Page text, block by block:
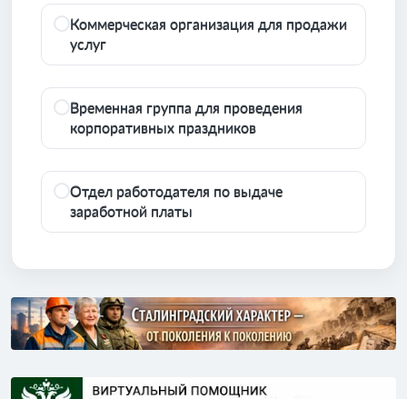
Коммерческая организация для продажи
услуг
Временная группа для проведения
корпоративных праздников
Отдел работодателя по выдаче
заработной платы